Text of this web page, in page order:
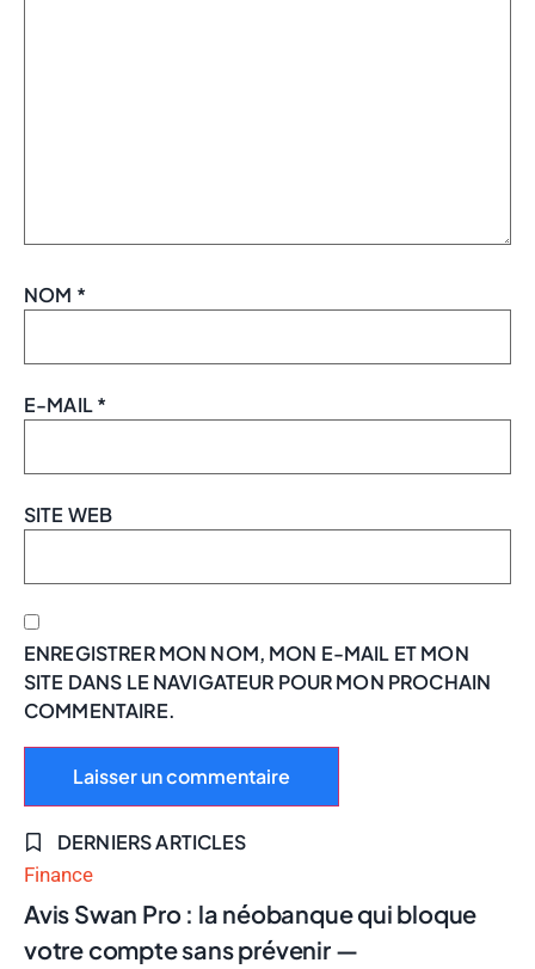
NOM *
E-MAIL*
SITE WEB
ENREGISTRER MON NOM, MON E-MAIL ET MON
SITE DANS LE NAVIGATEUR POUR MON PROCHAIN
COMMENTAIRE.
DERNIERS ARTICLES
Finance
Avis Swan Pro : la néobanque qui bloque
votre compte sans prévenir —